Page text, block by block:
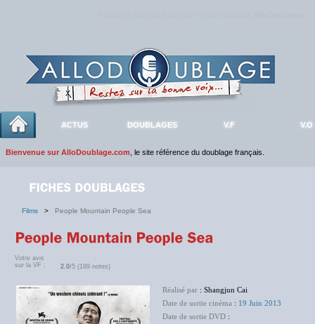
ACTUS DOUBLAGES V.F V.O
Bienvenue sur AlloDoublage.com , le site référence du doublage français.
Films > People Mountain People Sea
Votre avis
sur la VF :
2.0/5 (189 notes)
Réalisé par : Shangjun Cai
Date de sortie cinéma : 19 Juin 2013
Date de sortie DVD :